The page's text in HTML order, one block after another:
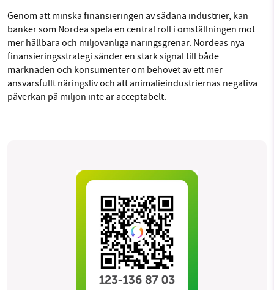
Genom att minska finansieringen av sådana industrier, kan
banker som Nordea spela en central roll i omställningen mot
mer hållbara och miljövänliga näringsgrenar. Nordeas nya
finansieringsstrategi sänder en stark signal till både
marknaden och konsumenter om behovet av ett mer
ansvarsfullt näringsliv och att animalieindustriernas negativa
påverkan på miljön inte är acceptabelt.
Stötta vårt arbete genom att swisha en slant till
1231368703
Läs vad vi vill göra